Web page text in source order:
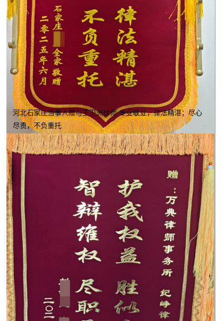
河北石家庄当事人赠与王卫洲律师 专业敬业，律法精湛；尽心
尽责，不负重托